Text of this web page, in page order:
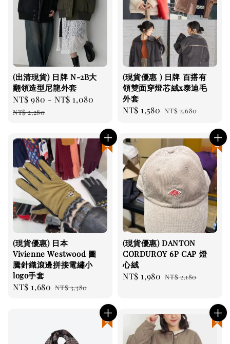
(出清現貨) 日牌 N-2B大
翻領造型尼龍外套
Sale
price
NT$ 980 -NT$ 1,080
Regular
NT$ 2,280
(現貨優惠 ) 日牌 百搭有
領雙面穿燈芯絨x泰迪毛
外套
Sale
NT$ 1,580 Regular
NT$ 2,680
(現貨優惠) 日本
Vivienne Westwood 圖
騰針織滾邊拼接電繡小
logo手套
Sale
NT$ 1,680 Regular
NT$ 3,380
(現貨優惠) DANTON
CORDUROY 6P CAP 燈
心絨
Sale
NT$ 1,980 Regular
NT$ 2,180